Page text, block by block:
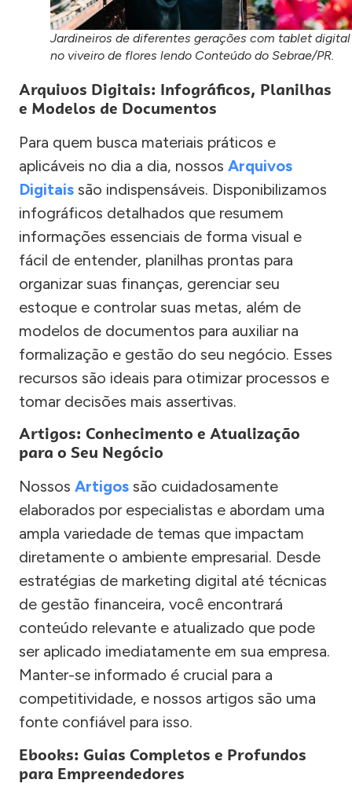
Jardineiros de diferentes gerações com tablet digital
no viveiro de flores lendo Conteúdo do Sebrae/PR.
Arquivos Digitais: Infográficos, Planilhas
e Modelos de Documentos
Para quem busca materiais práticos e
aplicáveis no dia a dia, nossos Arquivos
Digitais são indispensáveis. Disponibilizamos
infográficos detalhados que resumem
informações essenciais de forma visual e
fácil de entender, planilhas prontas para
organizar suas finanças, gerenciar seu
estoque e controlar suas metas, além de
modelos de documentos para auxiliar na
formalização e gestão do seu negócio. Esses
recursos são ideais para otimizar processos e
tomar decisões mais assertivas.
Artigos: Conhecimento e Atualização
para o Seu Negócio
Nossos Artigos são cuidadosamente
elaborados por especialistas e abordam uma
ampla variedade de temas que impactam
diretamente o ambiente empresarial. Desde
estratégias de marketing digital até técnicas
de gestão financeira, você encontrará
conteúdo relevante e atualizado que pode
ser aplicado imediatamente em sua empresa.
Manter-se informado é crucial para a
competitividade, e nossos artigos são uma
fonte confiável para isso.
Ebooks: Guias Completos e Profundos
para Empreendedores